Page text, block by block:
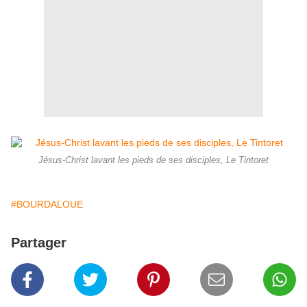
Jésus-Christ lavant les pieds de ses disciples, Le Tintoret
#BOURDALOUE
Partager